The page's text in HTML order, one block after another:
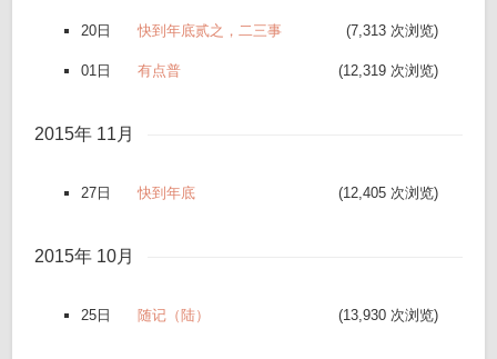
20日 快到年底贰之，二三事 (7,313 次浏览)
01日 有点普 (12,319 次浏览)
2015年 11月
27日 快到年底 (12,405 次浏览)
2015年 10月
25日 随记（陆） (13,930 次浏览)